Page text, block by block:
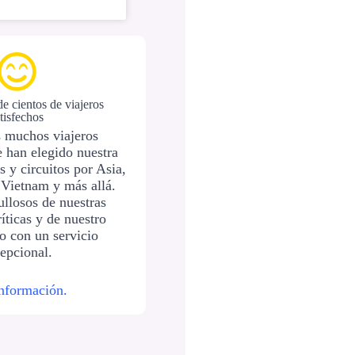
cientos de viajeros
muchos viajeros
han elegido nuestra
y circuitos por Asia,
y más allá.
de nuestras
y de nuestro
con un servicio